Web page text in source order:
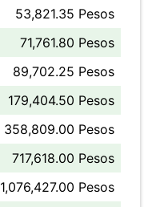
53,821.35 Pesos
71,761.80 Pesos
89,702.25 Pesos
179,404.50 Pesos
358,809.00 Pesos
717,618.00 Pesos
1,076,427.00 Pesos